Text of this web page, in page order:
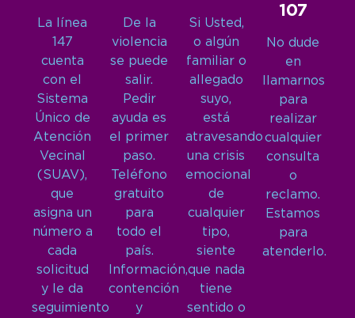
La línea
147
cuenta
con el
Sistema
Único de
Atención
Vecinal
(SUAV),
que
asigna un
número a
cada
solicitud
y le da
seguimiento
De la
violencia
se puede
salir.
Pedir
ayuda es
el primer
paso.
Teléfono
gratuito
para
todo el
país.
Información,
contención
y
Si Usted,
o algún
familiar o
allegado
suyo,
está
atravesando
una crisis
emocional
de
cualquier
tipo,
siente
que nada
tiene
sentido o
107
No dude
en
llamarnos
para
realizar
cualquier
consulta
o
reclamo.
Estamos
para
atenderlo.